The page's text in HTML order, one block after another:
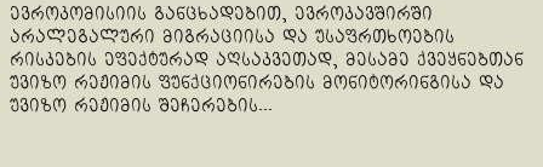
ევროკომისიის განცხადებით, ევროკავშირში
არალეგალური მიგრაციისა და უსაფრთხოების
რისკების ეფექტურად აღსაკვეთად, მესამე ქვეყნებთან
უვიზო რეჟიმის ფუნქციონირების მონიტორინგისა და
უვიზო რეჟიმის შეჩერების...